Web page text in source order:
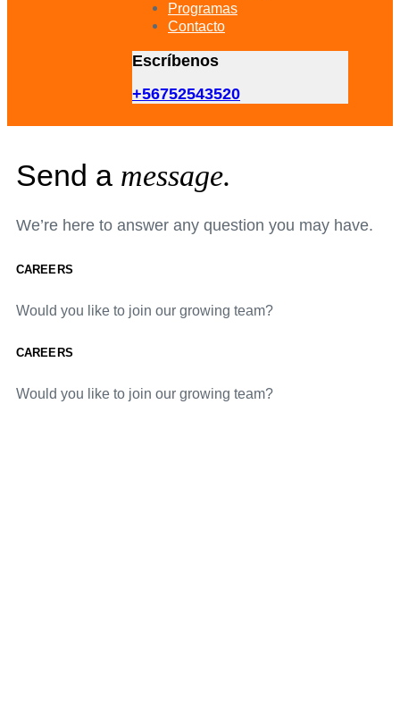
Programas
Contacto
Escríbenos
+56752543520
Send a message.
We’re here to answer any question you may have.
CAREERS
Would you like to join our growing team?
CAREERS
Would you like to join our growing team?